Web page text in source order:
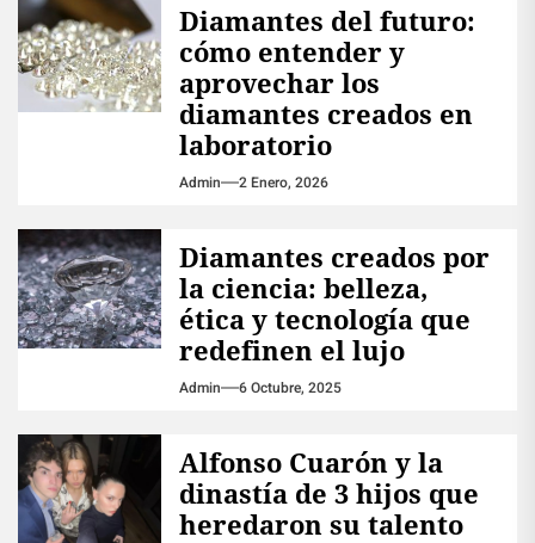
Diamantes del futuro:
cómo entender y
aprovechar los
diamantes creados en
laboratorio
Admin 2 Enero, 2026
Diamantes creados por
la ciencia: belleza,
ética y tecnología que
redefinen el lujo
Admin 6 Octubre, 2025
Alfonso Cuarón y la
dinastía de 3 hijos que
heredaron su talento